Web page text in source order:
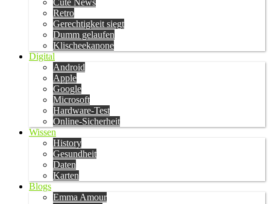
Cute News
Retro
Gerechtigkeit siegt
Dumm gelaufen
Klischeekanone
Digital
Android
Apple
Google
Microsoft
Hardware-Test
Online-Sicherheit
Wissen
History
Gesundheit
Daten
Karten
Blogs
Emma Amour